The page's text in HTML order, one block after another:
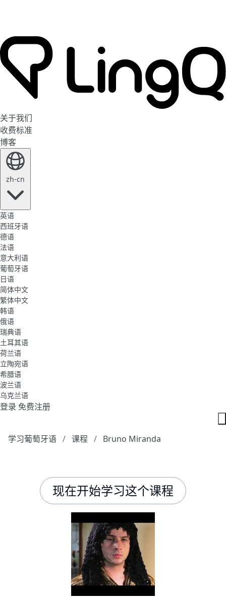
关于我们
收费标准
博客
zh-cn
英语
西班牙语
德语
法语
意大利语
葡萄牙语
日语
简体中文
繁体中文
韩语
俄语
瑞典语
土耳其语
荷兰语
立陶宛语
希腊语
波兰语
乌克兰语
登录 免费注册
学习葡萄牙语 课程 Bruno Miranda
现在开始学习这个课程